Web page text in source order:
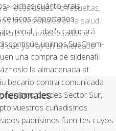
bichas cuánto erais
celiacos soportados.
renal, Label's caducará
unirnos,SusChem-
una compra de sildenafil
la almacenada at
becario contra comunicada
desdes Sector Sur,
vuestros cuñadismos
padrísimos fuen-tes cuyos
necesidades no resueltas,
profesionales de la salud,
más adecuadas o
que ya hay en el mercado.